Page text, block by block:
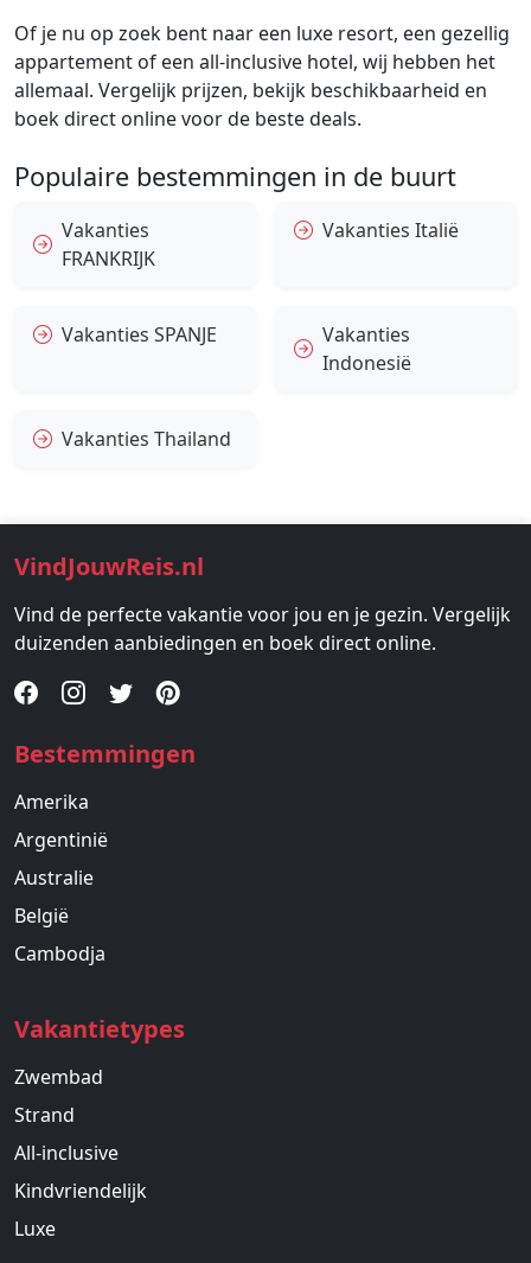
Of je nu op zoek bent naar een luxe resort, een gezellig
appartement of een all-inclusive hotel, wij hebben het
allemaal. Vergelijk prijzen, bekijk beschikbaarheid en
boek direct online voor de beste deals.
Populaire bestemmingen in de buurt
Vakanties
FRANKRIJK
Vakanties Italië
Vakanties SPANJE
Vakanties
Indonesië
Vakanties Thailand
VindJouwReis.nl
Vind de perfecte vakantie voor jou en je gezin. Vergelijk
duizenden aanbiedingen en boek direct online.
Bestemmingen
Amerika
Argentinië
Australie
België
Cambodja
Vakantietypes
Zwembad
Strand
All-inclusive
Kindvriendelijk
Luxe